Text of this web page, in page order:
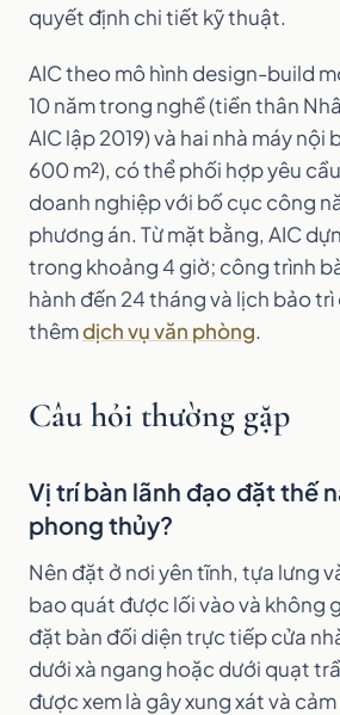
quyết định chi tiết kỹ thuật.
AIC theo mô hình design-build
10 năm trong nghề (tiền thân
AIC lập 2019) và hai nhà máy nội
600 m²), có thể phối hợp yêu
doanh nghiệp với bố cục công
phương án. Từ mặt bằng, AIC
trong khoảng 4 giờ; công trình
hành đến 24 tháng và lịch bảo trì
thêmdịch vụ văn phòng.
Câu hỏi thường gặp
Vị trí bàn lãnh đạo đặt thế
phong thủy?
Nên đặt ở nơi yên tĩnh, tựa lưng
bao quát được lối vào và không
đặt bàn đối diện trực tiếp cửa
dưới xà ngang hoặc dưới quạt
được xem là gây xung xát và